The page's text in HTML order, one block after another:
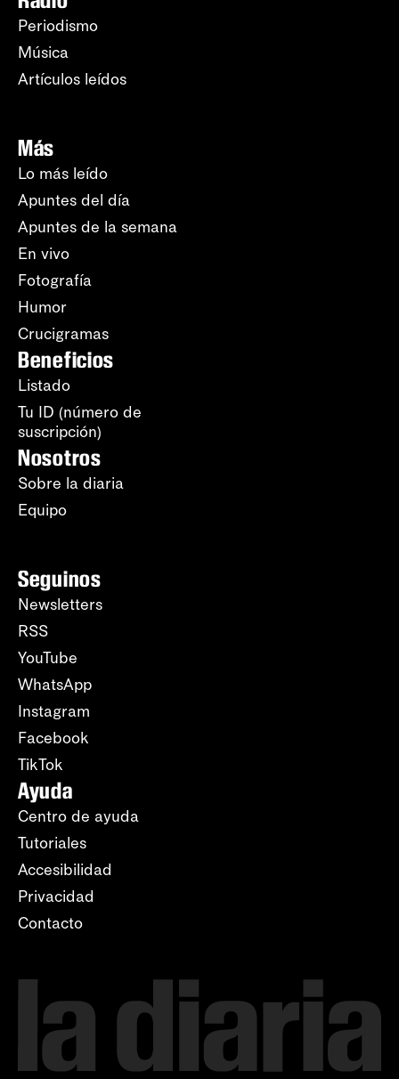
Periodismo
Música
Artículos leídos
Más
Lo más leído
Apuntes del día
Apuntes de la semana
En vivo
Fotografía
Humor
Crucigramas
Beneficios
Listado
Tu ID (número de
suscripción)
Nosotros
Sobre la diaria
Equipo
Seguinos
Newsletters
RSS
YouTube
WhatsApp
Instagram
Facebook
TikTok
Ayuda
Centro de ayuda
Tutoriales
Accesibilidad
Privacidad
Contacto